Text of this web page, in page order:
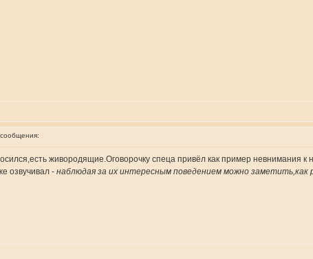
живородящие.Оговорочку спеца привёл как пример невнимания к
озвучивал - наблюдая за их интересным поведением можно заметить,как